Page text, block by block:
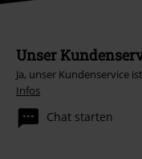
Unser
Ja, unser Kundenservice
Infos
Chat starten